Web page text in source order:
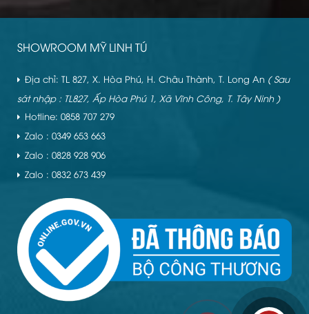
SHOWROOM MỸ LINH TÚ
Địa chỉ: TL 827, X. Hòa Phú, H. Châu Thành, T. Long An ( Sau
sát nhập : TL827, Ấp Hòa Phú 1, Xã Vĩnh Công, T. Tây Ninh )
Hotline: 0858 707 279
Zalo : 0349 653 663
Zalo : 0828 928 906
Zalo : 0832 673 439